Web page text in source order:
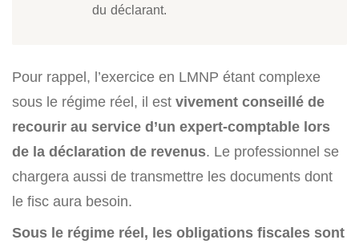
du déclarant.
Pour rappel, l’exercice en LMNP étant complexe
sous le régime réel, il est vivement conseillé de
recourir au service d’un expert-comptable lors
de la déclaration de revenus. Le professionnel se
chargera aussi de transmettre les documents dont
le fisc aura besoin.
Sous le régime réel, les obligations fiscales sont